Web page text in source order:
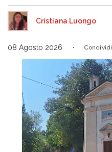
Cristiana Luongo
08 Agosto 2026 Condividi